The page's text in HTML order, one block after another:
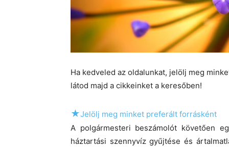
Ha kedveled az oldalunkat, jelölj meg
látod majd a cikkeinket a keresőben!
★Jelölj meg minket preferált forrásként
A polgármesteri beszámolót követően
háztartási szennyvíz gyűjtése és